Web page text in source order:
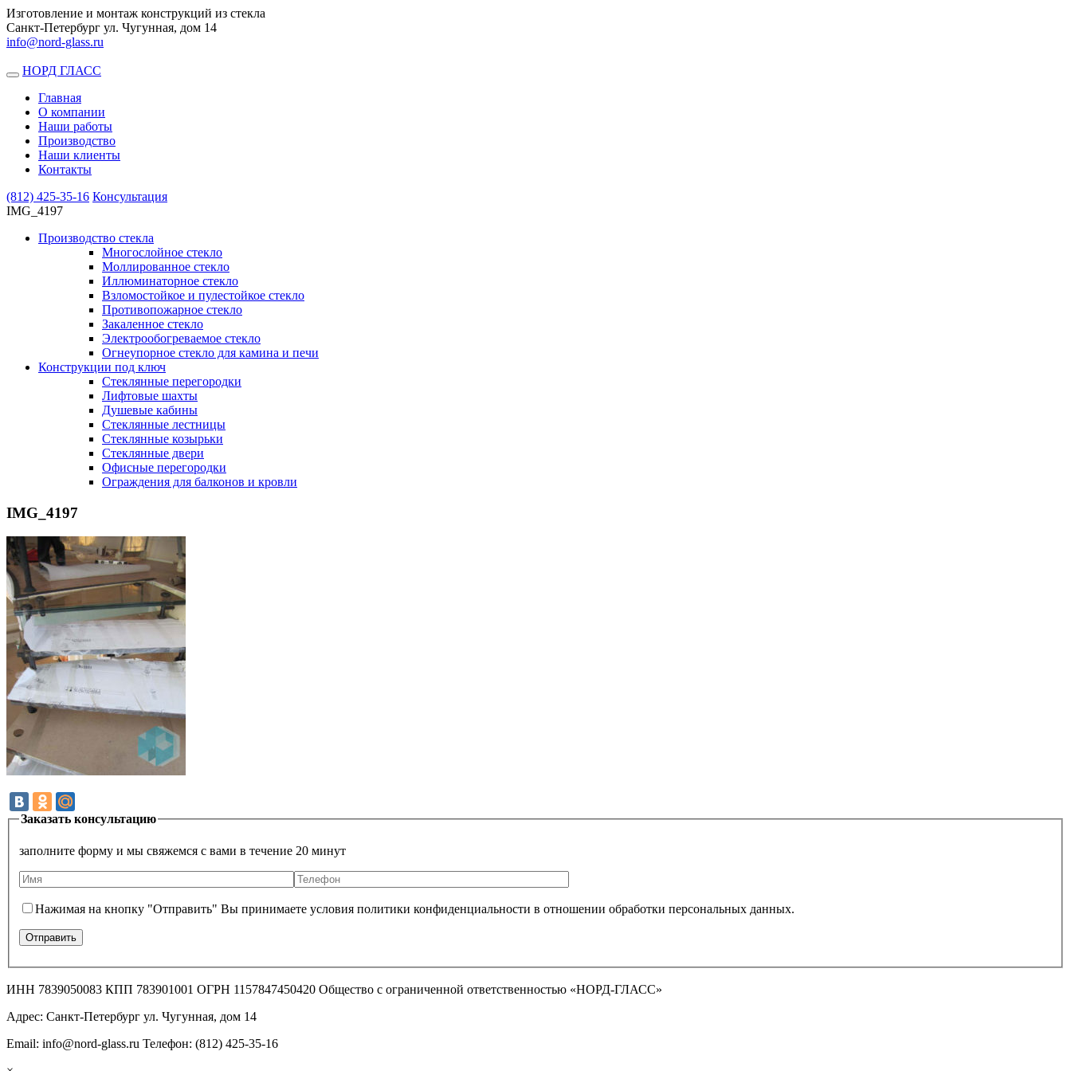
Изготовление и монтаж конструкций из стекла
Санкт-Петербург ул. Чугунная, дом 14
info@nord-glass.ru
Toggle
navigation
НОРД ГЛАСС
Главная
О компании
Наши работы
Производство
Наши клиенты
Контакты
(812) 425-35-16 Консультация
IMG_4197
Производство стекла
Многослойное стекло
Моллированное стекло
Иллюминаторное стекло
Взломостойкое и пулестойкое стекло
Противопожарное стекло
Закаленное стекло
Электрообогреваемое стекло
Огнеупорное стекло для камина и печи
Конструкции под ключ
Стеклянные перегородки
Лифтовые шахты
Душевые кабины
Cтеклянные лестницы
Cтеклянные козырьки
Cтеклянные двери
Офисные перегородки
Ограждения для балконов и кровли
IMG_4197
Заказать консультацию
заполните форму и мы свяжемся с вами в течение 20 минут
Нажимая на кнопку "Отправить" Вы принимаете условия политики конфиденциальности в отношении обработки персональных данных.
ИНН 7839050083 КПП 783901001 ОГРН 1157847450420 Общество с ограниченной ответственностью «НОРД-ГЛАСС»
Адрес: Санкт-Петербург ул. Чугунная, дом 14
Email: info@nord-glass.ru Телефон: (812) 425-35-16